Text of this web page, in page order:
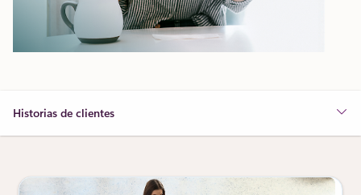
Historias de clientes
Mostrando diapositiva 1 de 3